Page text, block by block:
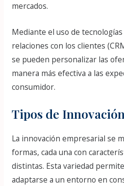
mercados.
Mediante el uso de
relaciones con los clientes
se pueden personalizar las
manera más efectiva a las
consumidor.
Tipos de
La innovación empresarial se
formas, cada una con
distintas. Esta variedad
adaptarse a un entorno en